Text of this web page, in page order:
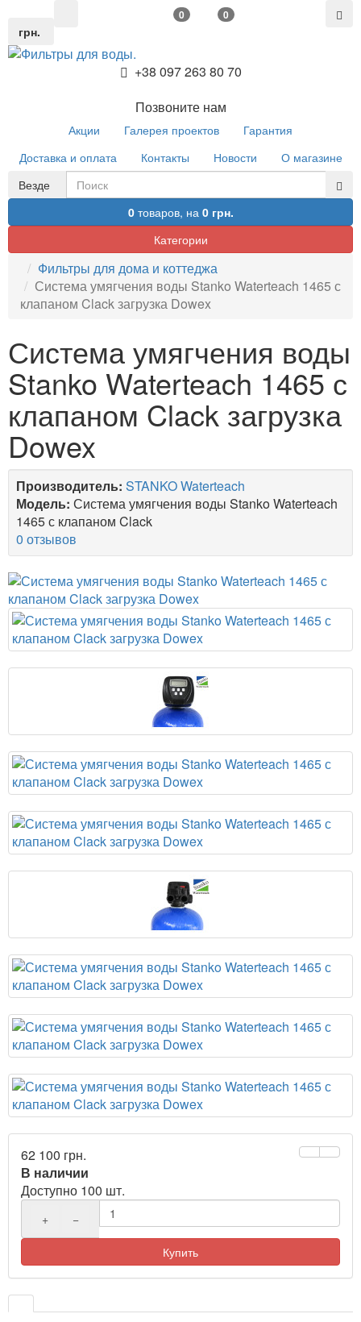
грн.
0 0
+38 097 263 80 70
Позвоните нам
Акции Галерея проектов
Гарантия
Доставка и оплата
Контакты Новости
О магазине
Везде
0товаров, на 0 грн.
Категории
Фильтры для дома и коттеджа
Система умягчения воды Stanko Waterteach 1465 с
клапаном Clack загрузка Dowex
Система умягчения воды
Stanko Waterteach 1465 с
клапаном Clack загрузка
Dowex
Производитель: STANKO Waterteach
Модель: Система умягчения воды Stanko Waterteach
1465 с клапаном Clack
0 отзывов
62 100 грн.
В наличии
Доступно 100 шт.
+ −
Купить